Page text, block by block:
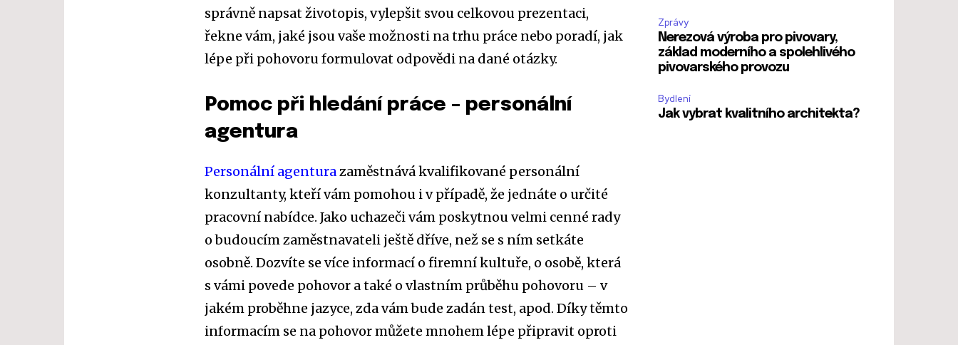
správně napsat životopis, vylepšit svou celkovou prezentaci,
řekne vám, jaké jsou vaše možnosti na trhu práce nebo poradí, jak
lépe při pohovoru formulovat odpovědi na dané otázky.
Pomoc při hledání práce – personální
agentura
Personální agenturazaměstnává kvalifikované personální
konzultanty, kteří vám pomohou i v případě, že jednáte o určité
pracovní nabídce. Jako uchazeči vám poskytnou velmi cenné rady
o budoucím zaměstnavateli ještě dříve, než se s ním setkáte
osobně. Dozvíte se více informací o firemní kultuře, o osobě, která
s vámi povede pohovor a také o vlastním průběhu pohovoru – v
jakém proběhne jazyce, zda vám bude zadán test, apod. Díky těmto
informacím se na pohovor můžete mnohem lépe připravit oproti
Zprávy
Nerezová výroba pro pivovary,
základ moderního a spolehlivého
pivovarského provozu
Bydlení
Jak vybrat kvalitního architekta?